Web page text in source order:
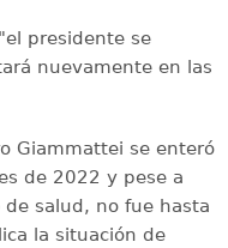
presidente se
nuevamente en las
Giammattei se enteró
de 2022 y pese a
salud, no fue hasta
la situación de